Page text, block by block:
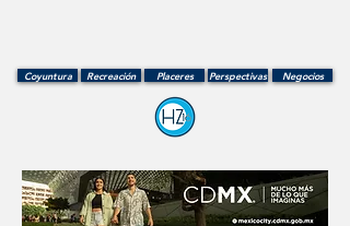
Coyuntura Recreación Placeres Negocios
Perspectivas